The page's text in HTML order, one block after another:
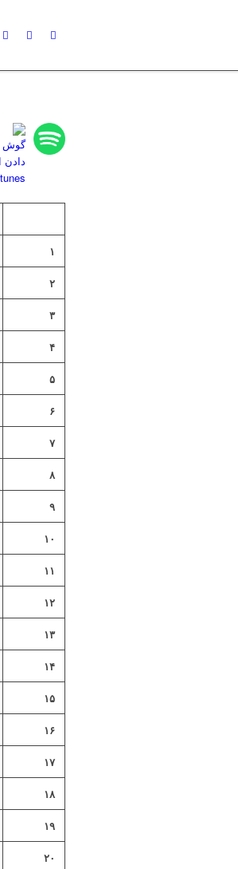
۱
۲
۳
۴
۵
۶
۷
۸
۹
۱۰
۱۱
۱۲
۱۳
۱۴
۱۵
۱۶
۱۷
۱۸
۱۹
۲۰